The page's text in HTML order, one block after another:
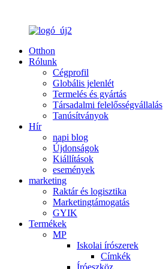
Otthon
Rólunk
Cégprofil
Globális jelenlét
Termelés és gyártás
Társadalmi felelősségvállalás
Tanúsítványok
Hír
napi blog
Újdonságok
Kiállítások
események
marketing
Raktár és logisztika
Marketingtámogatás
GYIK
Termékek
MP
Iskolai írószerek
Címkék
Íróeszköz